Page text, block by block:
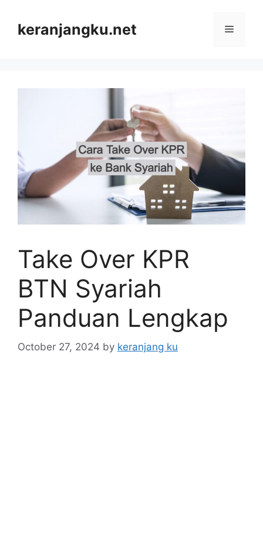
contentkeranjangku.net Menu
Take Over KPR
BTN Syariah
Panduan Lengkap
October 27, 2024 by keranjang ku